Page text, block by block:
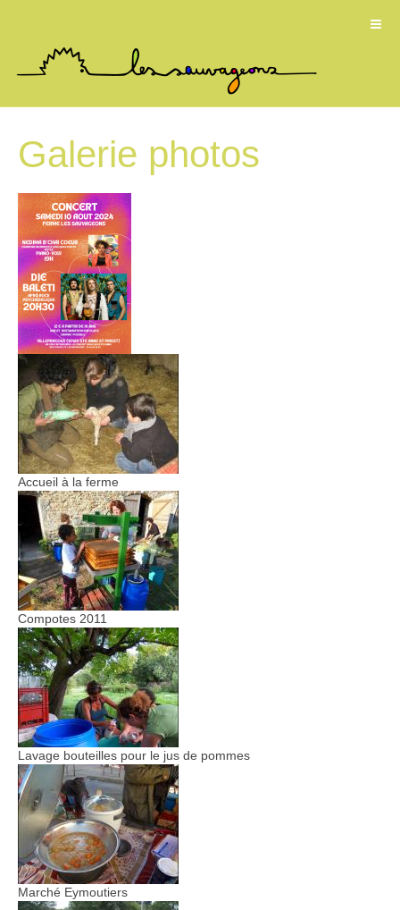
Galerie photos
Accueil à la ferme
Compotes 2011
Lavage bouteilles pour le jus de pommes
Marché Eymoutiers